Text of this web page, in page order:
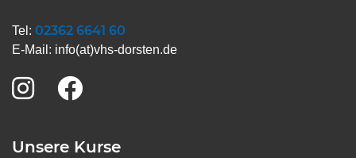
Tel: 02362 6641 60
E-Mail: info(at)vhs-dorsten.de
Unsere Kurse